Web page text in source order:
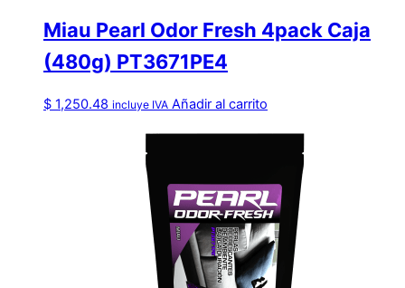
Miau Pearl Odor Fresh 4pack Caja
(480g) PT3671PE4
$ 1,250.48 incluye IVA Añadir al carrito